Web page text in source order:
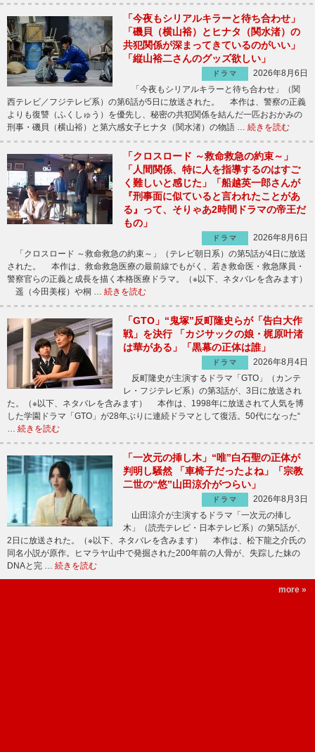
「今夜もシリアルキラーと待ち合わせ」
「磯貝（横山裕）とヒナタ（関水渚）の
共犯関係が深まってきているのがいい」
「縦山裕二さんのグッズ欲しい」
ドラマ
2026年8月6日
「今夜もシリアルキラーと待ち合わせ」（関
西テレビ／フジテレビ系）の第6話が5日に放送された。 本作は、警察の正義
よりも復讐（ふくしゅう）を優先し、秘密の共犯関係を結んだ一匹おおかみの
刑事・磯貝（横山裕）と第六感女子ヒナタ（関水渚）の物語 … 続きを読む
「クロスロード ～救命救急の約束～」
「人間関係、特に人を指導するのはすご
く難しいと感じた」「船越英一郎さんが
『刑事面に似ていると言われたことがあ
る』って、そりゃあ2時間ドラマの帝王だ
もの」
ドラマ
2026年8月6日
「クロスロード ～救命救急の約束～」（テレビ朝日系）の第5話が4日に放送
された。 本作は、救命救急医療の最前線でもがく、若き救命医・救急隊員・
警察官らの正義と成長を描く本格医療ドラマ。（※以下、ネタバレを含みます）
遥（今田美桜）や桐 … 続きを読む
「GTO」“鬼塚”反町隆史らが「告白大作
戦」を決行 「カジサックの娘・梶原叶渚
は華がある」「黒幕の正体は誰」
ドラマ
2026年8月4日
反町隆史が主演するドラマ「GTO」（カンテ
レ・フジテレビ系）の第3話が、3日に放送され
た。（※以下、ネタバレを含みます） 本作は、1998年に放送されて人気を博
した学園ドラマ「GTO」が28年ぶりに連続ドラマとして復活。50代になった“
… 続きを読む
「一次元の挿し木」“唯”白石聖の正体が
判明し騒然 「車椅子だったよね」「宗教
二世の“悠”山田涼介がつらい」
ドラマ
2026年8月3日
山田涼介が主演するドラマ「一次元の挿し
木」（読売テレビ・日本テレビ系）の第5話が、
2日に放送された。（※以下、ネタバレを含みます） 本作は、松下龍之介氏の
同名小説が原作。ヒマラヤ山中で発掘された200年前の人骨が、失踪した妹の
DNAと完 … 続きを読む
more »